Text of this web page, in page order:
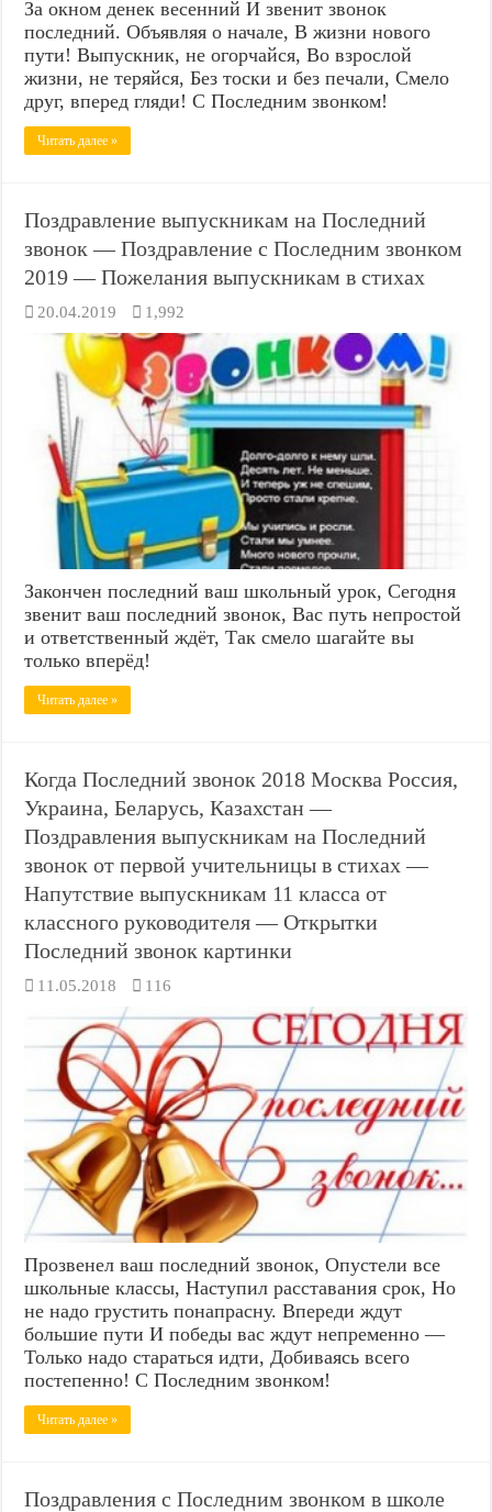
За окном денек весенний И звенит звонок
последний. Объявляя о начале, В жизни нового
пути! Выпускник, не огорчайся, Во взрослой
жизни, не теряйся, Без тоски и без печали, Смело
друг, вперед гляди! С Последним звонком!
Читать далее »
Поздравление выпускникам на Последний
звонок — Поздравление с Последним звонком
2019 — Пожелания выпускникам в стихах
20.04.2019 1,992
Закончен последний ваш школьный урок, Сегодня
звенит ваш последний звонок, Вас путь непростой
и ответственный ждёт, Так смело шагайте вы
только вперёд!
Читать далее »
Когда Последний звонок 2018 Москва Россия,
Украина, Беларусь, Казахстан —
Поздравления выпускникам на Последний
звонок от первой учительницы в стихах —
Напутствие выпускникам 11 класса от
классного руководителя — Открытки
Последний звонок картинки
11.05.2018 116
Прозвенел ваш последний звонок, Опустели все
школьные классы, Наступил расставания срок, Но
не надо грустить понапрасну. Впереди ждут
большие пути И победы вас ждут непременно —
Только надо стараться идти, Добиваясь всего
постепенно! С Последним звонком!
Читать далее »
Поздравления с Последним звонком в школе